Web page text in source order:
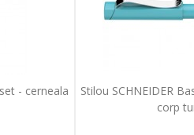
- cerneala
Stilou SCHNEIDER
corp